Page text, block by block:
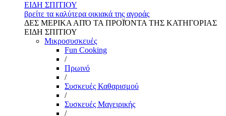
ΕΙΔΗ ΣΠΙΤΙΟΥ
βρείτε τα καλύτερα οικιακά της αγοράς
ΔΕΣ ΜΕΡΙΚΑ ΑΠΌ ΤΑ ΠΡΟΪΌΝΤΑ ΤΗΣ ΚΑΤΗΓΟΡΙΑΣ
ΕΙΔΗ ΣΠΙΤΙΟΥ
Μικροσυσκευές
Fun Cooking
/
Πρωινό
/
Συσκευές Καθαρισμού
/
Συσκευές Μαγειρικής
/